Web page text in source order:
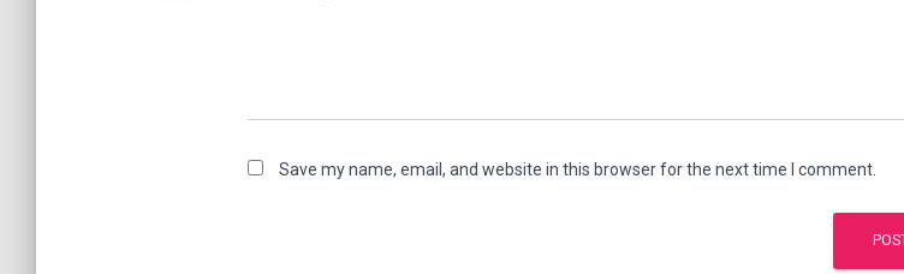
Save my name, email, and website in this browser for the next time I comment.